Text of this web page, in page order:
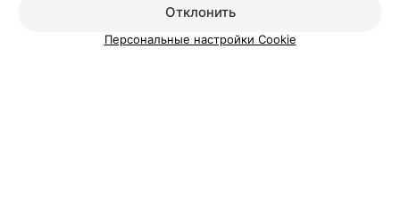
Отклонить
Персональные настройки Cookie